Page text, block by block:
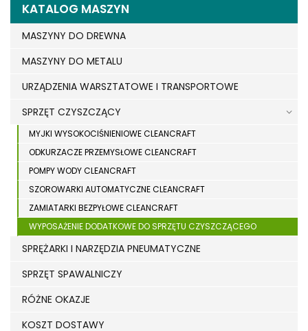
KATALOG MASZYN
MASZYNY DO DREWNA
MASZYNY DO METALU
URZĄDZENIA WARSZTATOWE I TRANSPORTOWE
SPRZĘT CZYSZCZĄCY
MYJKI WYSOKOCIŚNIENIOWE CLEANCRAFT
ODKURZACZE PRZEMYSŁOWE CLEANCRAFT
POMPY WODY CLEANCRAFT
SZOROWARKI AUTOMATYCZNE CLEANCRAFT
ZAMIATARKI BEZPYŁOWE CLEANCRAFT
WYPOSAŻENIE DODATKOWE DO SPRZĘTU CZYSZCZĄCEGO
SPRĘŻARKI I NARZĘDZIA PNEUMATYCZNE
SPRZĘT SPAWALNICZY
RÓŻNE OKAZJE
KOSZT DOSTAWY